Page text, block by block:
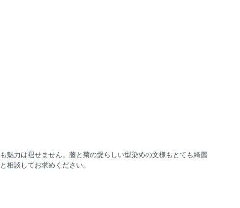
力は褪せません。藤と菊の愛らしい型染めの文様もとても綺麗
相談してお求めください。